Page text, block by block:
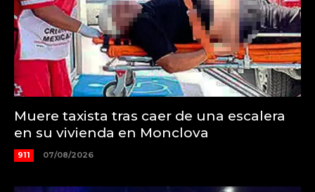
Muere taxista tras caer de una escalera
en su vivienda en Monclova
911 07/08/2026